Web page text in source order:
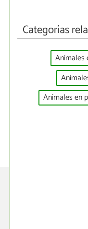
Categorías
Animales
Animales en